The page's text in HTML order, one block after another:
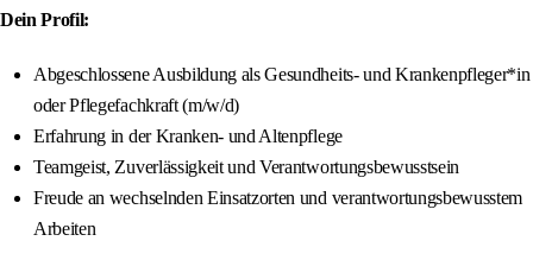
Dein Profil:
Abgeschlossene Ausbildung als Gesundheits- und Krankenpfleger*in
oder Pflegefachkraft (m/w/d)
Erfahrung in der Kranken- und Altenpflege
Teamgeist, Zuverlässigkeit und Verantwortungsbewusstsein
Freude an wechselnden Einsatzorten und verantwortungsbewusstem
Arbeiten